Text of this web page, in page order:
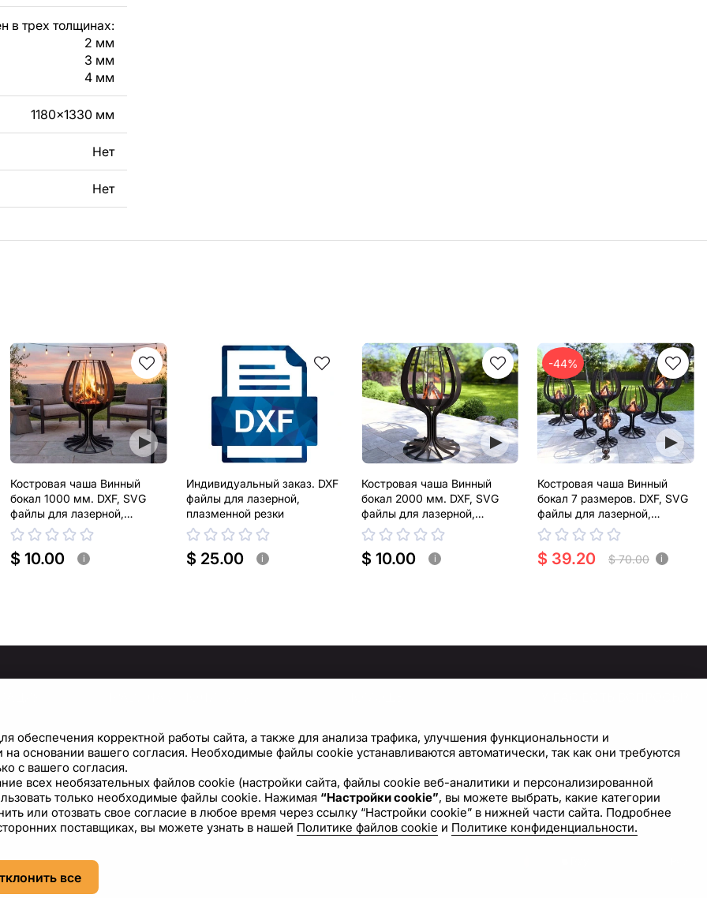
в трех толщинах:
2 мм
3 мм
4 мм
1180x1330 мм
Нет
Нет
Костровая чаша Винный
бокал 1000 мм. DXF, SVG
файлы для лазерной,
плазменной резки
$ 10.00 i
Индивидуальный заказ. DXF
файлы для лазерной,
плазменной резки
$ 25.00 i
Костровая чаша Винный
бокал 2000 мм. DXF, SVG
файлы для лазерной,
плазменной резки
$ 10.00 i
-44%
Костровая чаша Винный
бокал 7 размеров. DXF, SVG
файлы для лазерной,
плазменной резки
$ 39.20 $ 70.00 i
Условия использования сайта
Политика файлов cookie
Лицензионное соглашение
Настройки cookie
Напишите нам
корректной работы сайта, а также для анализа трафика, улучшения функциональности и
основании вашего согласия. Необходимые файлы cookie устанавливаются автоматически, так как они требуются
с вашего согласия.
всех необязательных файлов cookie (настройки сайта, файлы cookie веб-аналитики и персонализированной
только необходимые файлы cookie. Нажимая “Настройки cookie”, вы можете выбрать, какие категории
или отозвать свое согласие в любое время через ссылку “Настройки cookie” в нижней части сайта. Подробнее
поставщиках, вы можете узнать в нашей Политике файлов cookie и Политике конфиденциальности.
все